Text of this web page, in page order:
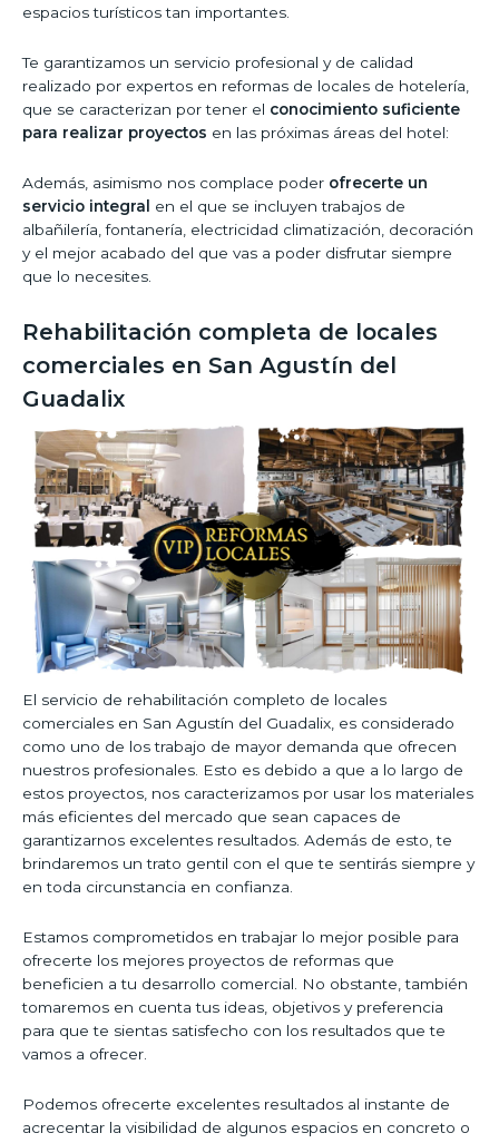
espacios turísticos tan importantes.
Te garantizamos un servicio profesional y de calidad
realizado por expertos en reformas de locales de hotelería,
que se caracterizan por tener el conocimiento suficiente
para realizar proyectos en las próximas áreas del hotel:
Además, asimismo nos complace poder ofrecerte un
servicio integral
en el que se incluyen trabajos de
albañilería, fontanería, electricidad climatización, decoración
y el mejor acabado del que vas a poder disfrutar siempre
que lo necesites.
Rehabilitación completa de locales
comerciales en San Agustín del
Guadalix
El servicio de rehabilitación completo de locales
comerciales en San Agustín del Guadalix, es considerado
como uno de los trabajo de mayor demanda que ofrecen
nuestros profesionales. Esto es debido a que a lo largo de
estos proyectos, nos caracterizamos por usar los materiales
más eficientes del mercado que sean capaces de
garantizarnos excelentes resultados. Además de esto, te
brindaremos un trato gentil con el que te sentirás siempre y
en toda circunstancia en confianza.
Estamos comprometidos en trabajar lo mejor posible para
ofrecerte los mejores proyectos de reformas que
beneficien a tu desarrollo comercial. No obstante, también
tomaremos en cuenta tus ideas, objetivos y preferencia
para que te sientas satisfecho con los resultados que te
vamos a ofrecer.
Podemos ofrecerte excelentes resultados al instante de
acrecentar la visibilidad de algunos espacios en concreto o